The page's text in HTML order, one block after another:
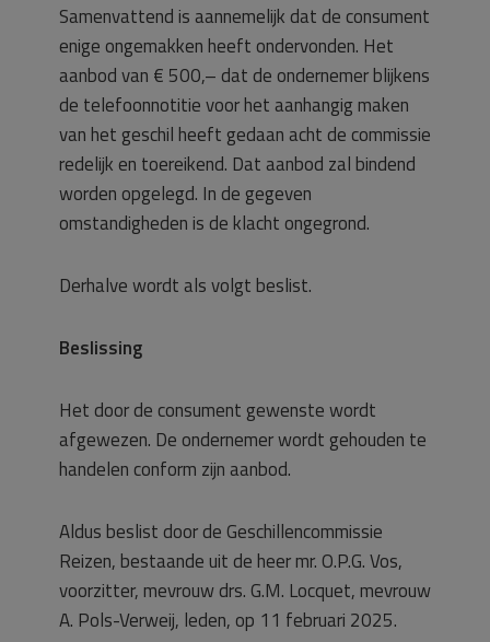
Samenvattend is aannemelijk dat de consument
enige ongemakken heeft ondervonden. Het
aanbod van € 500,– dat de ondernemer blijkens
de telefoonnotitie voor het aanhangig maken
van het geschil heeft gedaan acht de commissie
redelijk en toereikend. Dat aanbod zal bindend
worden opgelegd. In de gegeven
omstandigheden is de klacht ongegrond.
Derhalve wordt als volgt beslist.
Beslissing
Het door de consument gewenste wordt
afgewezen. De ondernemer wordt gehouden te
handelen conform zijn aanbod.
Aldus beslist door de Geschillencommissie
Reizen, bestaande uit de heer mr. O.P.G. Vos,
voorzitter, mevrouw drs. G.M. Locquet, mevrouw
A. Pols-Verweij, leden, op 11 februari 2025.